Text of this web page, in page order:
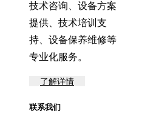
技术咨询、设备方案
提供、技术培训支
持、设备保养维修等
专业化服务。
了解详情
联系我们